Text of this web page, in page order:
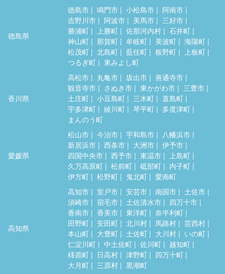
徳島県
徳島市 鳴門市 小松島市
阿南市
吉野川市
阿波市 美馬市
三好市
勝浦町
上勝町 佐那河内村
石井町
神山町
那賀町 牟岐町 美波町
海陽町
松茂町
北島町 藍住町 板野町
上板町
つるぎ町
東みよし町
香川県
高松市 丸亀市 坂出市
善通寺市
観音寺市
さぬき市 東かがわ市
三豊市
土庄町
小豆島町 三木町
直島町
宇多津町
綾川町 琴平町
多度津町
まんのう町
愛媛県
松山市 今治市 宇和島市
八幡浜市
新居浜市
西条市 大洲市
伊予市
四国中央市
西予市 東温市
上島町
久万高原町
松前町 砥部町
内子町
伊方町
松野町 鬼北町 愛南町
高知県
高知市 室戸市 安芸市 南国市
土佐市
須崎市
宿毛市 土佐清水市
四万十市
香南市
香美市 東洋町
奈半利町
田野町
安田町 北川村 馬路村
芸西村
本山町
大豊町 土佐町 大川村
いの町
仁淀川町
中土佐町 佐川町
越知町
梼原町
日高村 津野町
四万十町
大月町
三原村 黒潮町